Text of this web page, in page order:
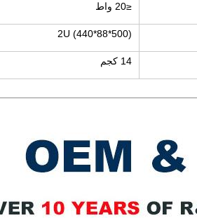
≤20 واط
2U (440*88*500)
14 كجم